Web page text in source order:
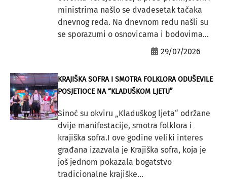
ministrima našlo se dvadesetak tačaka
dnevnog reda. Na dnevnom redu našli su
se sporazumi o osnovicama i bodovima...
29/07/2026
KRAJIŠKA SOFRA I SMOTRA FOLKLORA ODUŠEVILE
POSJETIOCE NA “KLADUŠKOM LJETU”
Sinoć su okviru „Kladuškog ljeta“ održane
dvije manifestacije, smotra folklora i
krajiška sofra.I ove godine veliki interes
građana izazvala je Krajiška sofra, koja je
još jednom pokazala bogatstvo
tradicionalne krajiške...